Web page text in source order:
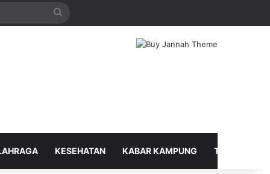
Search
KESEHATAN KABAR KAMPUNG TELUSUR